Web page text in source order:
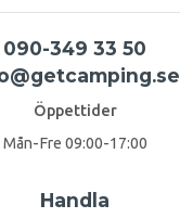
090-349 33 50
Öppettider
Mån-Fre 09:00-17:00
Handla